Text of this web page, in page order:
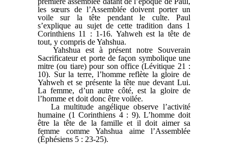
les sœurs de l’Assemblée doivent porter un
voile sur la tête pendant le culte. Paul
s’explique au sujet de cette tradition dans 1
Corinthiens 11 : 1-16. Yahweh est la tête de
tout, y compris de Yahshua.
Yahshua est à présent notre Souverain
Sacrificateur et porte de façon symbolique une
mitre (ou tiare) pour son office (Lévitique 21 :
10). Sur la terre, l’homme reflète la gloire de
Yahweh et se présente la tête nue devant Lui.
La femme, d’un autre côté, est la gloire de
l’homme et doit donc être voilée.
La multitude angélique observe l’activité
humaine (1 Corinthiens 4 : 9). L’homme doit
être la tête de la famille et il doit aimer sa
femme comme Yahshua aime l’Assemblée
(Éphésiens 5 : 23-25).